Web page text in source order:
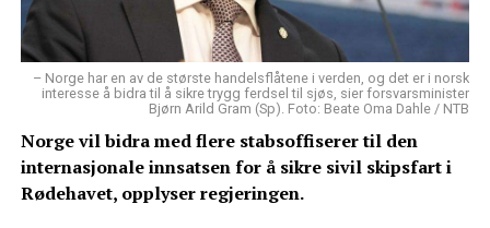
– Norge har en av de største handelsflåtene i verden, og det er i norsk
interesse å bidra til å sikre trygg ferdsel til sjøs, sier forsvarsminister
Bjørn Arild Gram (Sp). Foto: Beate Oma Dahle / NTB
Norge vil bidra med flere stabsoffiserer til den
internasjonale innsatsen for å sikre sivil skipsfart i
Rødehavet, opplyser regjeringen.